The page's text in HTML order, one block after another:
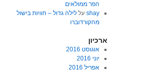
הפר ממולאים
shayעל לילה גדול – חוויות בישול
מהקורדוברו
ארכיון
אוגוסט 2016
יוני 2016
אפריל 2016